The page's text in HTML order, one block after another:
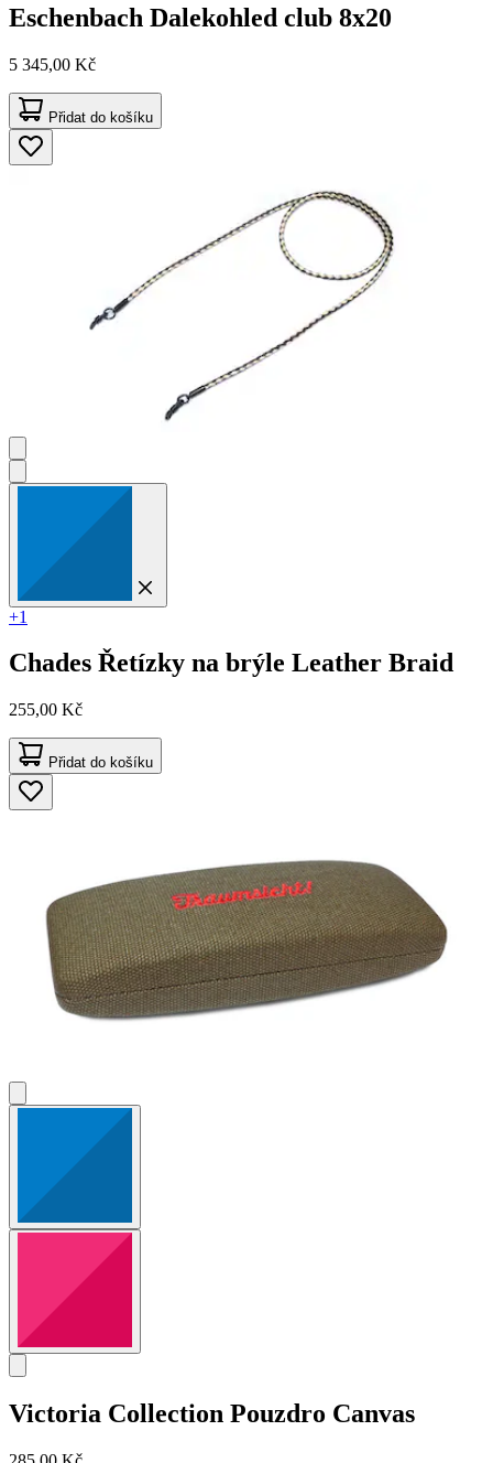
Eschenbach Dalekohled club 8x20
5 345,00 Kč
Přidat do košíku
+1
Chades Řetízky na brýle Leather Braid
255,00 Kč
Přidat do košíku
Victoria Collection Pouzdro Canvas